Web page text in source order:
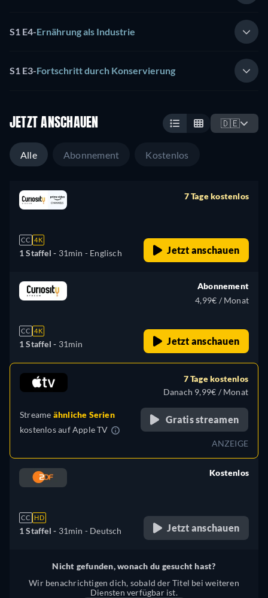
S1 E4-Ernährung als Industrie
S1 E3-Fortschritt durch Konservierung
JETZT ANSCHAUEN 🇩🇪
Alle Abonnement Kostenlos
CC 4K
1 Staffel - 31min - Englisch
7 Tage kostenlos
Jetzt anschauen
CC 4K
1 Staffel - 31min
Abonnement
4,99€ / Monat
Jetzt anschauen
Streame ähnliche Serien
kostenlos aufApple TV
7 Tage kostenlos
Danach 9,99€ / Monat
Gratis streamen
ANZEIGE
CC HD
1 Staffel - 31min - Deutsch
Kostenlos
Jetzt anschauen
Nicht gefunden, wonach du gesucht hast?
Wir benachrichtigen dich, sobald der Titel bei weiteren
Diensten verfügbar ist.